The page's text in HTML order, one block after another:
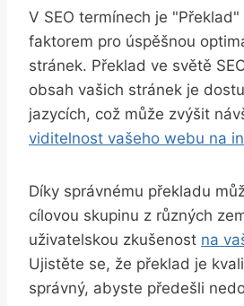
V⁣ SEO termínech je "Překlad"
⁤faktorem⁤ pro úspěšnou
stránek.‌ Překlad⁢ ve ‌světě
obsah vašich stránek je
jazycích, což může zvýšit⁤
viditelnost vašeho webu na
Díky ‍správnému ⁤překladu
⁢cílovou skupinu ⁤z různých
uživatelskou zkušenost na⁢
Ujistěte se, že ⁤překlad je
správný,‌ abyste⁢ předešli